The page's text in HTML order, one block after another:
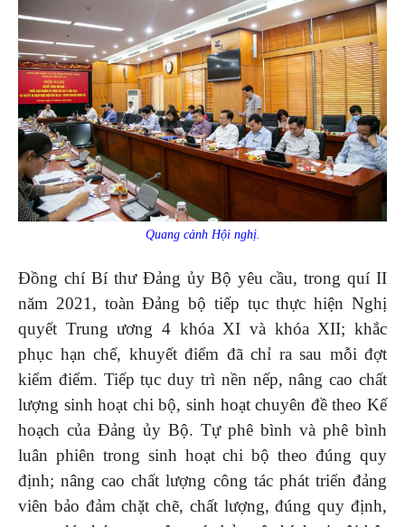
Quang cảnh Hội nghị.
Đồng chí Bí thư Đảng ủy Bộ yêu cầu, trong quí II
năm 2021, toàn Đảng bộ tiếp tục thực hiện Nghị
quyết Trung ương 4 khóa XI và khóa XII; khắc
phục hạn chế, khuyết điểm đã chỉ ra sau mỗi đợt
kiểm điểm. Tiếp tục duy trì nền nếp, nâng cao chất
lượng sinh hoạt chi bộ, sinh hoạt chuyên đề theo Kế
hoạch của Đảng ủy Bộ. Tự phê bình và phê bình
luân phiên trong sinh hoạt chi bộ theo đúng quy
định; nâng cao chất lượng công tác phát triển đảng
viên bảo đảm chặt chẽ, chất lượng, đúng quy định,